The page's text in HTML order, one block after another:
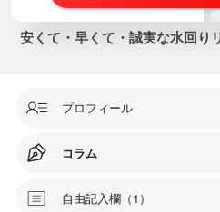
安くて・早くて・誠実な水回り
プロフィール
コラム
自由記入欄（1）